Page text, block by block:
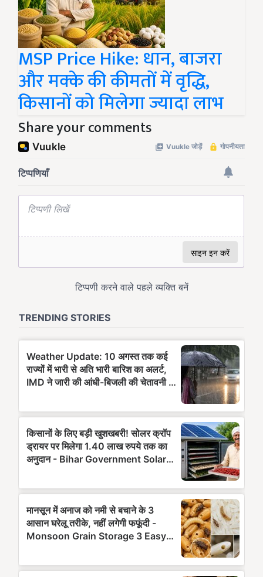
MSP Price Hike: धान, बाजरा
और मक्के की कीमतों में वृद्धि,
किसानों को मिलेगा ज्यादा लाभ
Share your comments